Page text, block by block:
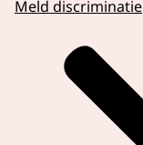
Meld discriminatie